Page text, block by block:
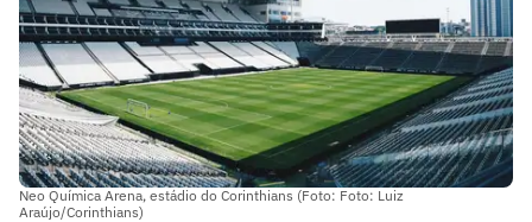
Neo Química Arena, estádio do Corinthians (Foto: Foto: Luiz
Araújo/Corinthians)